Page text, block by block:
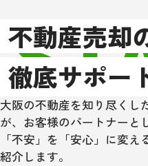
不動産売却
徹底サポー
大阪の不動産を知り尽くし
が、お客様のパートナーと
「不安」を「安心」に変
紹介します。